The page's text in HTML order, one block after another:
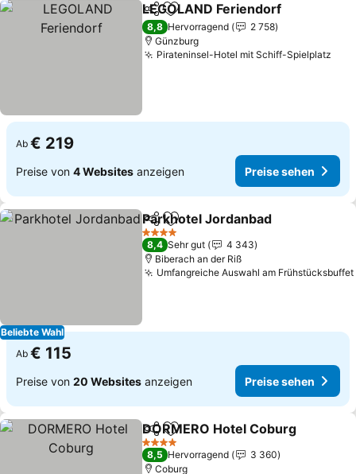
TeilenZu Favoriten hinzufügen
LEGOLAND Feriendorf
8,8 Hervorragend
2 758
Günzburg
Pirateninsel-Hotel mit Schiff-Spielplatz
Ab € 219
Preise von 4 Websites anzeigen Preise sehen
Beliebte Wahl
TeilenZu Favoriten hinzufügen
Parkhotel Jordanbad
4 Sterne
8,4 Sehr gut
4 343
Biberach an der Riß
Umfangreiche Auswahl am Frühstücksbuffet
Ab € 115
Preise von 20 Websites anzeigen Preise sehen
TeilenZu Favoriten hinzufügen
DORMERO Hotel Coburg
4 Sterne
8,5 Hervorragend
3 360
Coburg